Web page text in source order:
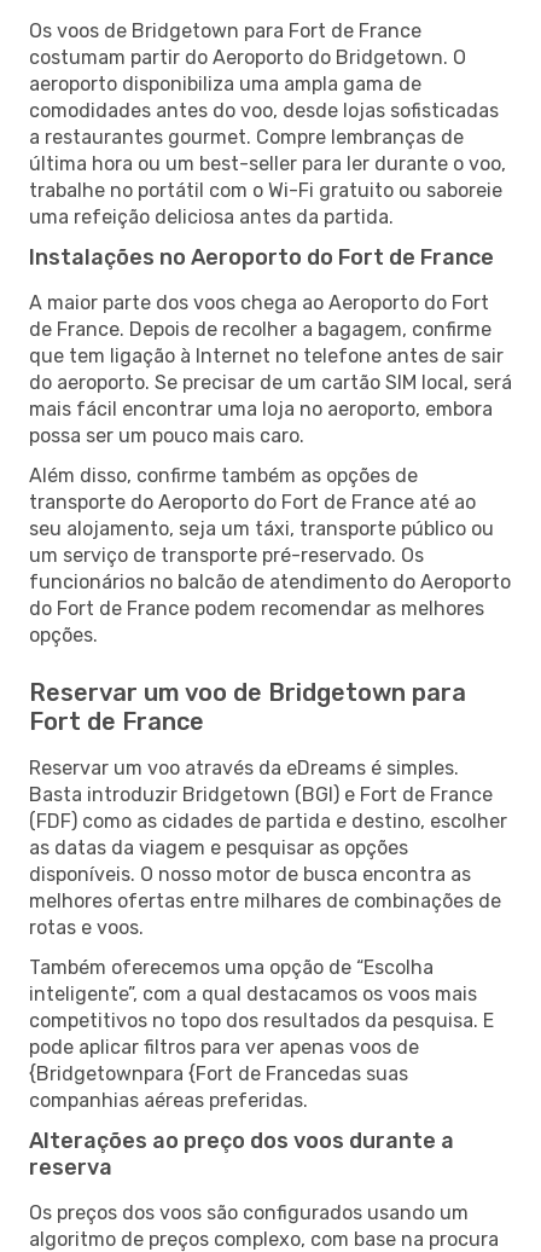
Os voos de Bridgetown para Fort de France
costumam partir do Aeroporto do Bridgetown. O
aeroporto disponibiliza uma ampla gama de
comodidades antes do voo, desde lojas sofisticadas
a restaurantes gourmet. Compre lembranças de
última hora ou um best-seller para ler durante o voo,
trabalhe no portátil com o Wi-Fi gratuito ou saboreie
uma refeição deliciosa antes da partida.
Instalações no Aeroporto do Fort de France
A maior parte dos voos chega ao Aeroporto do Fort
de France. Depois de recolher a bagagem, confirme
que tem ligação à Internet no telefone antes de sair
do aeroporto. Se precisar de um cartão SIM local, será
mais fácil encontrar uma loja no aeroporto, embora
possa ser um pouco mais caro.
Além disso, confirme também as opções de
transporte do Aeroporto do Fort de France até ao
seu alojamento, seja um táxi, transporte público ou
um serviço de transporte pré-reservado. Os
funcionários no balcão de atendimento do Aeroporto
do Fort de France podem recomendar as melhores
opções.
Reservar um voo de Bridgetown para
Fort de France
Reservar um voo através da eDreams é simples.
Basta introduzir Bridgetown (BGI) e Fort de France
(FDF) como as cidades de partida e destino, escolher
as datas da viagem e pesquisar as opções
disponíveis. O nosso motor de busca encontra as
melhores ofertas entre milhares de combinações de
rotas e voos.
Também oferecemos uma opção de “Escolha
inteligente”, com a qual destacamos os voos mais
competitivos no topo dos resultados da pesquisa. E
pode aplicar filtros para ver apenas voos de
{Bridgetownpara {Fort de Francedas suas
companhias aéreas preferidas.
Alterações ao preço dos voos durante a
reserva
Os preços dos voos são configurados usando um
algoritmo de preços complexo, com base na procura